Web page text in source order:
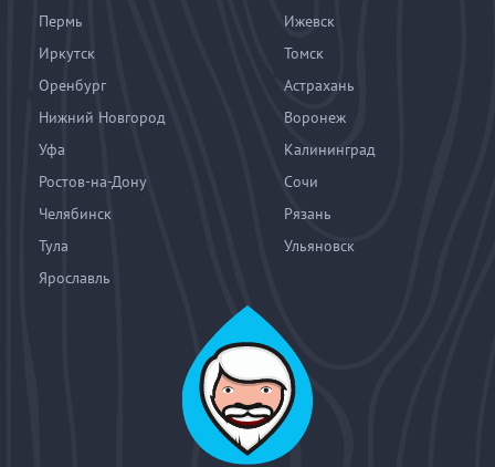
Пермь
Ижевск
Иркутск
Томск
Оренбург
Астрахань
Нижний Новгород
Воронеж
Уфа
Калининград
Ростов-на-Дону
Сочи
Челябинск
Рязань
Тула
Ульяновск
Ярославль